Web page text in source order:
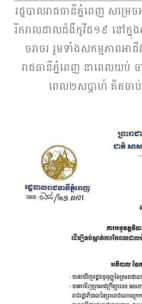
រដ្ឋបាលរាជធានីភ្នំពេញ សម្រេច
រីករាលដាលជំងឺកូវីដ១៩ នៅក្នុង
ចរាចរ រួមទាំងសកម្មភាពអា
រាជធានីភ្នំពេញ នាពេលយ
ពេល២សប្តាហ៍ គិតចា